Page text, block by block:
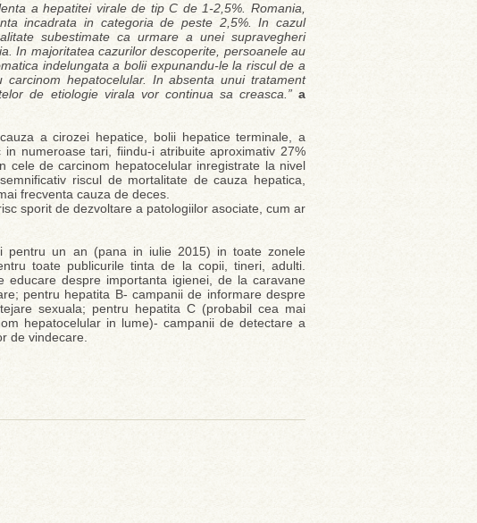
a hepatitei virale de tip C de 1-2,5%. Romania,
incadrata in categoria de peste 2,5%. In cazul
subestimate ca urmare a unei supravegheri
In majoritatea cazurilor descoperite, persoanele au
indelungata a bolii expunandu-le la riscul de a
hepatocelular. In absenta unui tratament
de etiologie virala vor continua sa creasca.” a
a cirozei hepatice, bolii hepatice terminale, a
numeroase tari, fiindu-i atribuite aproximativ 27%
cele de carcinom hepatocelular inregistrate la nivel
riscul de mortalitate de cauza hepatica,
frecventa cauza de deces.
sporit de dezvoltare a patologiilor asociate, cum ar
pentru un an (pana in iulie 2015) in toate zonele
toate publicurile tinta de la copii, tineri, adulti.
despre importanta igienei, de la caravane
pentru hepatita B- campanii de informare despre
sexuala; pentru hepatita C (probabil cea mai
hepatocelular in lume)- campanii de detectare a
de vindecare.